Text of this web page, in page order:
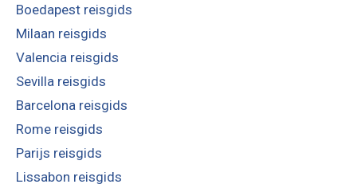
Boedapest reisgids
Milaan reisgids
Valencia reisgids
Sevilla reisgids
Barcelona reisgids
Rome reisgids
Parijs reisgids
Lissabon reisgids